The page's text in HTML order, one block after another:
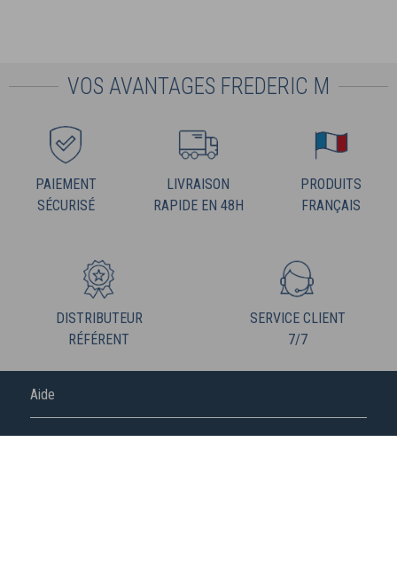
VOS AVANTAGES FREDERIC M
PAIEMENT
SÉCURISÉ
LIVRAISON
RAPIDE EN 48H
PRODUITS
FRANÇAIS
DISTRIBUTEUR
RÉFÉRENT
SERVICE CLIENT
7/7
Aide